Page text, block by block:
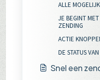
ALLE
JE BEGINT
ZENDING
ACTIE
DE STATUS
Snel een